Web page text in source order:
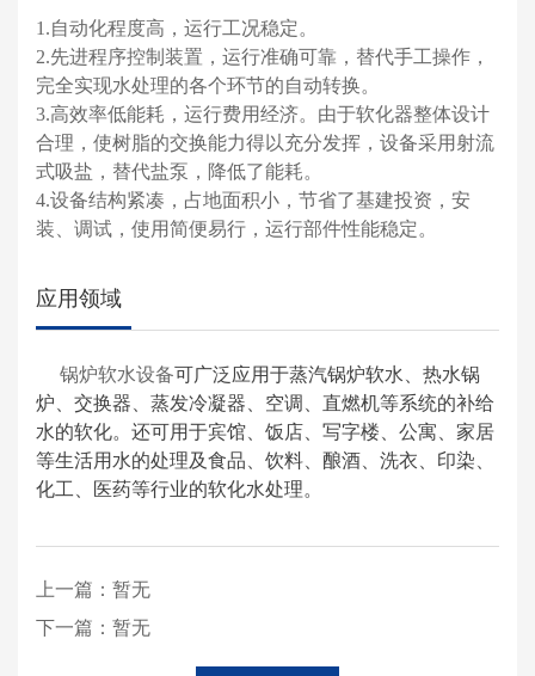
1.自动化程度高，运行工况稳定。
2.先进程序控制装置，运行准确可靠，替代手工操作，
完全实现水处理的各个环节的自动转换。
3.高效率低能耗，运行费用经济。由于软化器整体设计
合理，使树脂的交换能力得以充分发挥，设备采用射流
式吸盐，替代盐泵，降低了能耗。
4.设备结构紧凑，占地面积小，节省了基建投资，安
装、调试，使用简便易行，运行部件性能稳定。
应用领域
锅炉软水设备可广泛应用于蒸汽锅炉软水、热水锅
炉、交换器、蒸发冷凝器、空调、直燃机等系统的补给
水的软化。还可用于宾馆、饭店、写字楼、公寓、家居
等生活用水的处理及食品、饮料、酿酒、洗衣、印染、
化工、医药等行业的软化水处理。
上一篇： 暂无
下一篇： 暂无